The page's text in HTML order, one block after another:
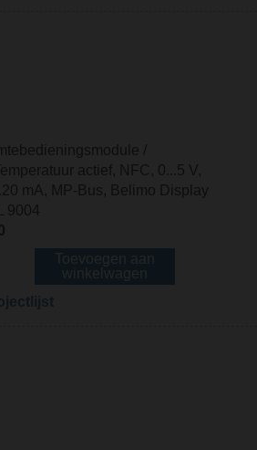
/
actief, NFC, 0...5 V,
mA, MP-Bus, Belimo Display
9004